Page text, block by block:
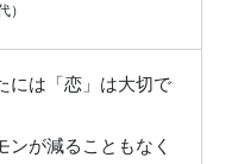
）
には「恋」は大切で
ンが減ることもなく